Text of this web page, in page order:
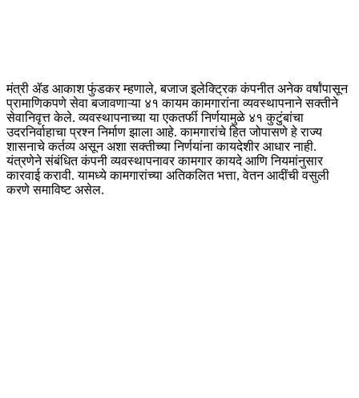
मंत्री ॲड आकाश फुंडकर म्हणाले, बजाज इलेक्ट्रिक कंपनीत अनेक वर्षांपासून
प्रामाणिकपणे सेवा बजावणाऱ्या ४१ कायम कामगारांना व्यवस्थापनाने सक्तीने
सेवानिवृत्त केले. व्यवस्थापनाच्या या एकतर्फी निर्णयामुळे ४१ कुटुंबांचा
उदरनिर्वाहाचा प्रश्न निर्माण झाला आहे. कामगारांचे हित जोपासणे हे राज्य
शासनाचे कर्तव्य असून अशा सक्तीच्या निर्णयांना कायदेशीर आधार नाही.
यंत्रणेने संबंधित कंपनी व्यवस्थापनावर कामगार कायदे आणि नियमांनुसार
कारवाई करावी. यामध्ये कामगारांच्या अतिकलित भत्ता, वेतन आदींची वसुली
करणे समाविष्ट असेल.